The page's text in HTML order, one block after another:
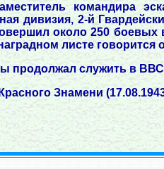
командира
дивизия, 2-й
около 250
листе говорится
продолжал служить в
Знамени